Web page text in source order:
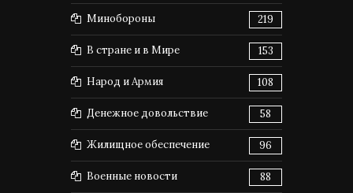
Минобороны 219
В стране и в Мире 153
Народ и Армия 108
Денежное довольствие 58
Жилищное обеспечение 96
Военные новости 88